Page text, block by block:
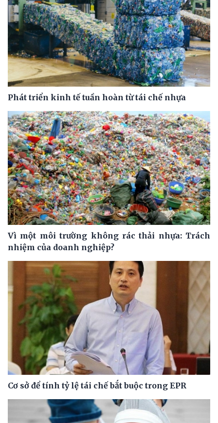
Phát triển kinh tế tuần hoàn từ tái chế nhựa
Vì một môi trường không rác thải nhựa: Trách
nhiệm của doanh nghiệp?
Cơ sở để tính tỷ lệ tái chế bắt buộc trong EPR